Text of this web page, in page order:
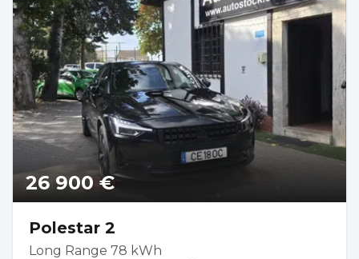
26 900 €
Polestar 2
Long Range 78 kWh